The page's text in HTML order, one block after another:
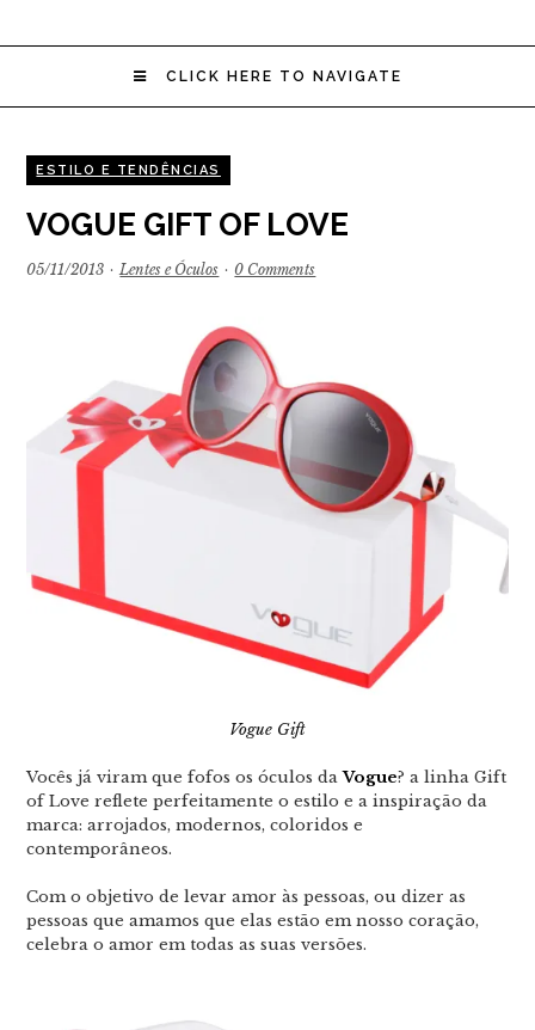
CLICK HERE TO NAVIGATE
ESTILO E TENDÊNCIAS
VOGUE GIFT OF LOVE
05/11/2013 · Lentes e Óculos · 0 Comments
Vogue Gift
Vocês já viram que fofos os óculos daVogue? a linha Gift
of Love reflete perfeitamente o estilo e a inspiração da
marca: arrojados, modernos, coloridos e
contemporâneos.
Com o objetivo de levar amor às pessoas, ou dizer as
pessoas que amamos que elas estão em nosso coração,
celebra o amor em todas as suas versões.